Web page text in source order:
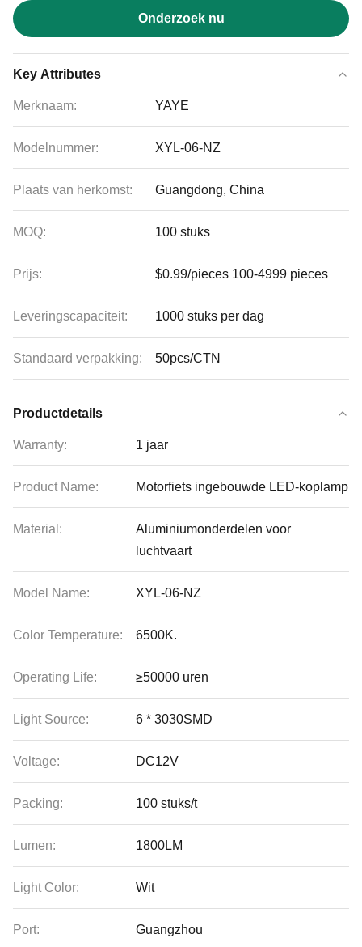
Onderzoek nu
Key Attributes
Merknaam: YAYE
Modelnummer: XYL-06-NZ
Plaats van herkomst: Guangdong, China
MOQ: 100 stuks
Prijs: $0.99/pieces 100-4999 pieces
Leveringscapaciteit: 1000 stuks per dag
Standaard verpakking: 50pcs/CTN
Productdetails
Warranty: 1 jaar
Product Name: Motorfiets ingebouwde LED-koplamp
Material:
Aluminiumonderdelen voor
luchtvaart
Model Name: XYL-06-NZ
Color Temperature: 6500K.
Operating Life: ≥50000 uren
Light Source: 6 * 3030SMD
Voltage: DC12V
Packing: 100 stuks/t
Lumen: 1800LM
Light Color: Wit
Port: Guangzhou